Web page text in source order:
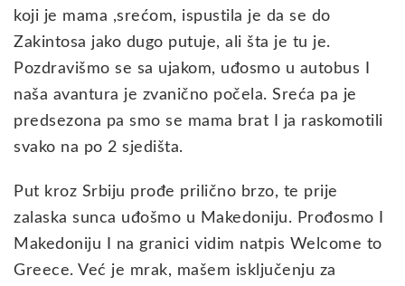
koji je mama ,srećom, ispustila je da se do
Zakintosa jako dugo putuje, ali šta je tu je.
Pozdravišmo se sa ujakom, uđosmo u autobus I
naša avantura je zvanično počela. Sreća pa je
predsezona pa smo se mama brat I ja raskomotili
svako na po 2 sjedišta.
Put kroz Srbiju prođe prilično brzo, te prije
zalaska sunca uđošmo u Makedoniju. Prođosmo I
Makedoniju I na granici vidim natpis Welcome to
Greece. Već je mrak, mašem isključenju za